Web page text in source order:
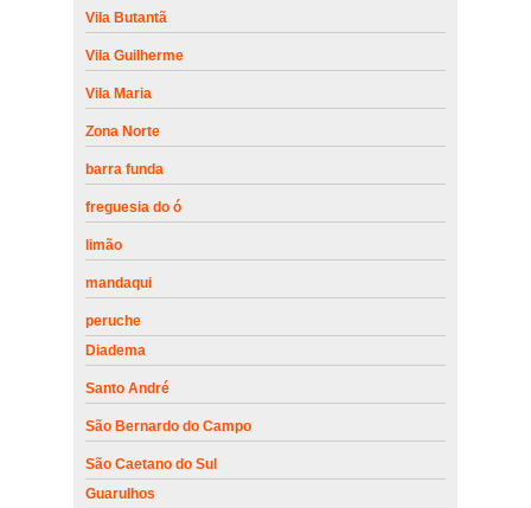
Vila Butantã
Vila Guilherme
Vila Maria
Zona Norte
barra funda
freguesia do ó
limão
mandaqui
peruche
Diadema
Santo André
São Bernardo do Campo
São Caetano do Sul
Guarulhos